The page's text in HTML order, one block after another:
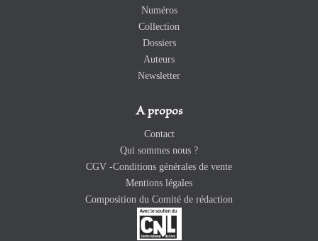
Numéros
Collection
Dossiers
Auteurs
Newsletter
A propos
Contact
Qui sommes nous ?
CGV -Conditions générales de vente
Mentions légales
Composition du Comité de rédaction